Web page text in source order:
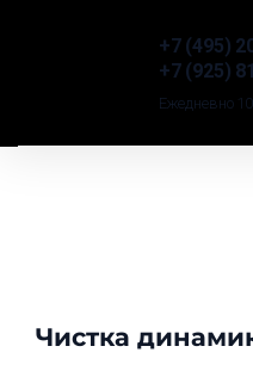
+7 (495)
+7 (925)
Ежедневно
Чистка